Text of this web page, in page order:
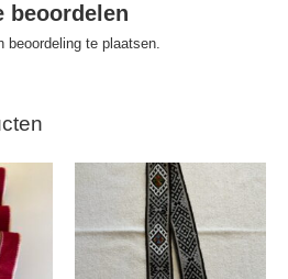
beoordelen
beoordeling te plaatsen.